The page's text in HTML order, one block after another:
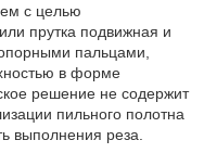
с целью
прутка подвижная и
пальцами,
в форме
решение не содержит
пильного полотна
выполнения реза.